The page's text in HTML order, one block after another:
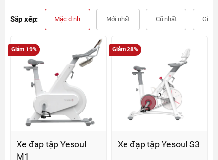
Sắp xếp: Mặc định Mới nhất Cũ nhất Giá
Giảm 19%
Xe đạp tập Yesoul
M1
Giảm 28%
Xe đạp tập Yesoul S3